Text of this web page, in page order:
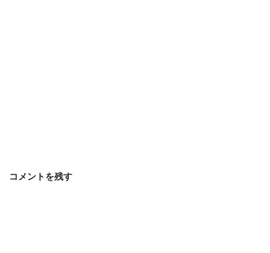
コメントを残す